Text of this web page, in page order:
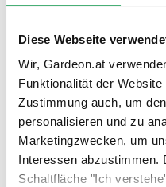
Diese Webseite
Wir, Gardeon.at
Funktionalität der
Zustimmung auch, um
personalisieren und zu
Marketingzwecken, um
Interessen abzustimmen.
Schaltfläche "Ich